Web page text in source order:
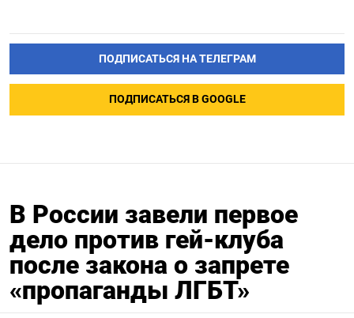
ПОДПИСАТЬСЯ НА ТЕЛЕГРАМ
ПОДПИСАТЬСЯ В GOOGLE
В России завели первое
дело против гей-клуба
после закона о запрете
«пропаганды ЛГБТ»